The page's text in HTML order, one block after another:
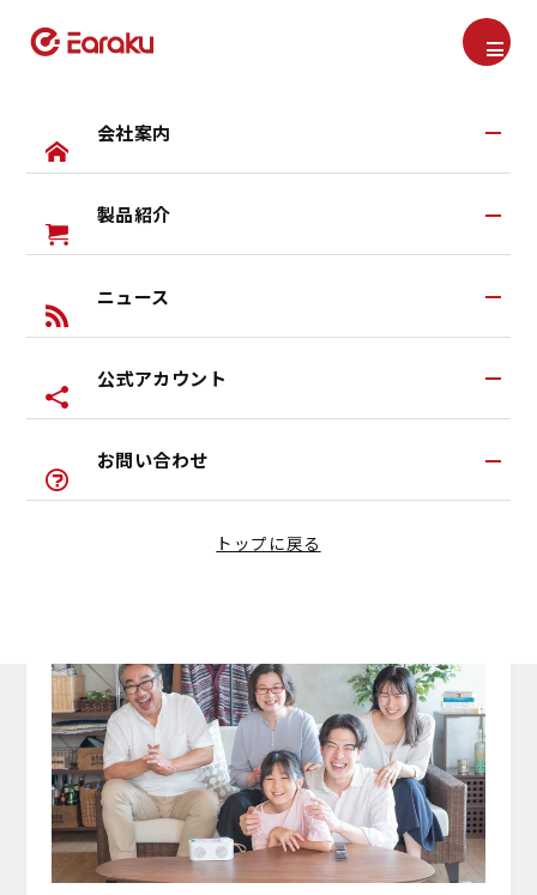
会社案内
会社案内TOP
研究・開発
製品紹介
すべての製品
イヤカフ式イヤホン
左右一体型イヤホン
マイク脱着式イヤホン
ネックスピーカー
TV用手元スピーカー
ミニスピーカー
小型スピーカー
高出力スピーカー
ニュース
ブログ公式アカウント
公式LINEアカウント
公式Instagramアカウント
お問い合わせ
OEMについて
サイトに関するご意見
トップに戻る
TOP ブログ 開発ストーリー 家族の音トラブルに新提案！思いやりスピ
Earaku Blog
家族の音トラブルに新提案！